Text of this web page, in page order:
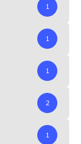
1
1
1
2
1